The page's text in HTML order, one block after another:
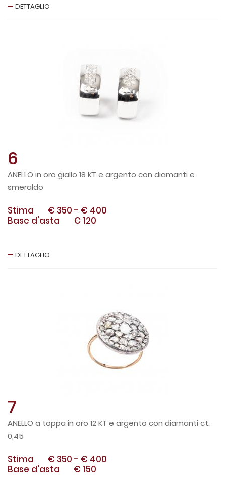
DETTAGLIO
6
ANELLO in oro giallo 18 KT e argento con diamanti e
smeraldo
Stima € 350 - € 400
Base d'asta
€ 120
DETTAGLIO
7
ANELLO a toppa in oro 12 KT e argento con diamanti ct.
0,45
Stima € 350 - € 400
Base d'asta
€ 150